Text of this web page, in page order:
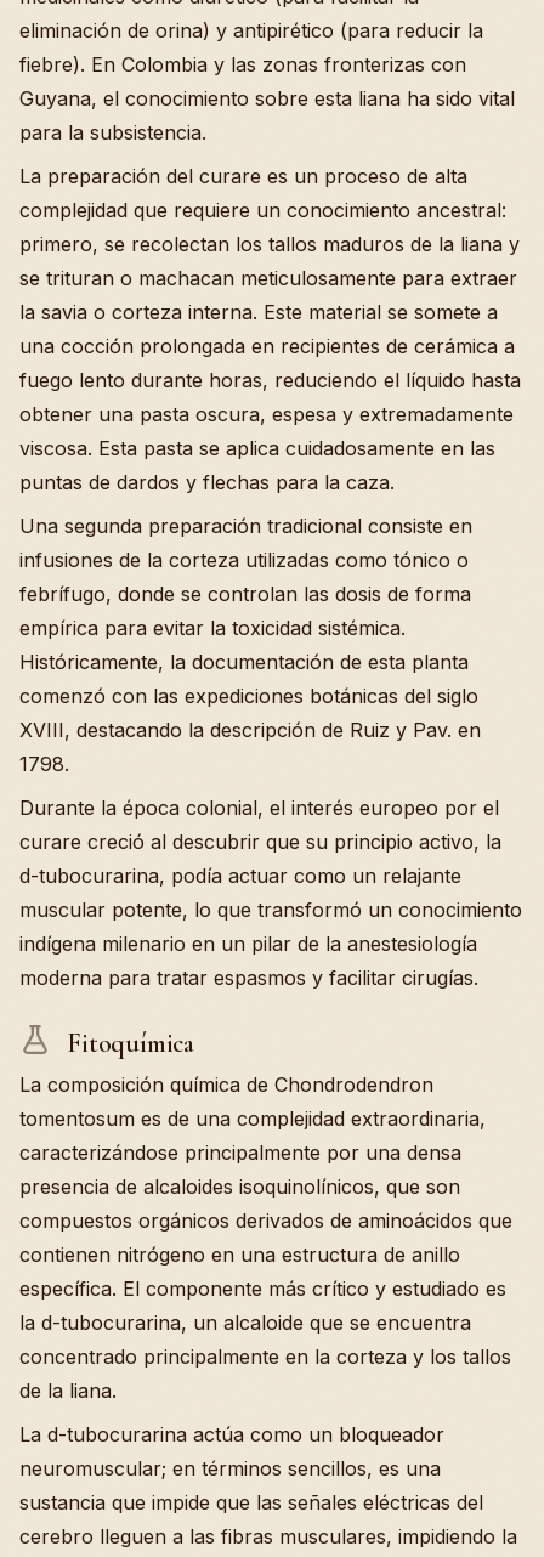
eliminación de orina) y antipirético (para reducir la
fiebre). En Colombia y las zonas fronterizas con
Guyana, el conocimiento sobre esta liana ha sido vital
para la subsistencia.
La preparación del curare es un proceso de alta
complejidad que requiere un conocimiento ancestral:
primero, se recolectan los tallos maduros de la liana y
se trituran o machacan meticulosamente para extraer
la savia o corteza interna. Este material se somete a
una cocción prolongada en recipientes de cerámica a
fuego lento durante horas, reduciendo el líquido hasta
obtener una pasta oscura, espesa y extremadamente
viscosa. Esta pasta se aplica cuidadosamente en las
puntas de dardos y flechas para la caza.
Una segunda preparación tradicional consiste en
infusiones de la corteza utilizadas como tónico o
febrífugo, donde se controlan las dosis de forma
empírica para evitar la toxicidad sistémica.
Históricamente, la documentación de esta planta
comenzó con las expediciones botánicas del siglo
XVIII, destacando la descripción de Ruiz y Pav. en
1798.
Durante la época colonial, el interés europeo por el
curare creció al descubrir que su principio activo, la
d-tubocurarina, podía actuar como un relajante
muscular potente, lo que transformó un conocimiento
indígena milenario en un pilar de la anestesiología
moderna para tratar espasmos y facilitar cirugías.
Fitoquímica
La composición química de Chondrodendron
tomentosum es de una complejidad extraordinaria,
caracterizándose principalmente por una densa
presencia de alcaloides isoquinolínicos, que son
compuestos orgánicos derivados de aminoácidos que
contienen nitrógeno en una estructura de anillo
específica. El componente más crítico y estudiado es
la d-tubocurarina, un alcaloide que se encuentra
concentrado principalmente en la corteza y los tallos
de la liana.
La d-tubocurarina actúa como un bloqueador
neuromuscular; en términos sencillos, es una
sustancia que impide que las señales eléctricas del
cerebro lleguen a las fibras musculares, impidiendo la